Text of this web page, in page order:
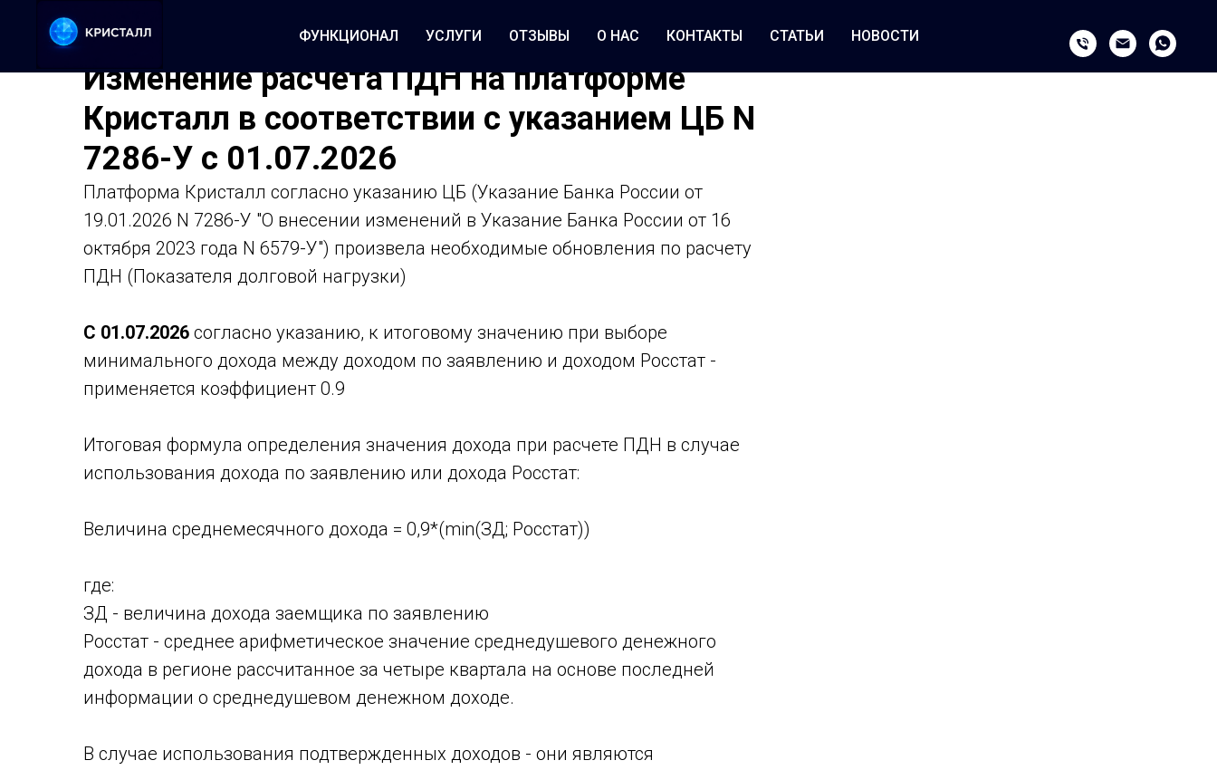
ФУНКЦИОНАЛ УСЛУГИ ОТЗЫВЫ О НАС КОНТАКТЫ СТАТЬИ НОВОСТИ
Изменение расчета ПДН на платформе
Кристалл в соответствии с указанием ЦБ N
7286-У с 01.07.2026
Платформа Кристалл согласно указанию ЦБ (Указание Банка России от
19.01.2026 N 7286-У "О внесении изменений в Указание Банка России от 16
октября 2023 года N 6579-У") произвела необходимые обновления по расчету
ПДН (Показателя долговой нагрузки)
С 01.07.2026 согласно указанию, к итоговому значению при выборе
минимального дохода между доходом по заявлению и доходом Росстат -
применяется коэффициент 0.9
Итоговая формула определения значения дохода при расчете ПДН в случае
использования дохода по заявлению или дохода Росстат:
Величина среднемесячного дохода = 0,9*(min(ЗД; Росстат))
где:
ЗД - величина дохода заемщика по заявлению
Росстат - среднее арифметическое значение среднедушевого денежного
дохода в регионе рассчитанное за четыре квартала на основе последней
информации о среднедушевом денежном доходе.
В случае использования подтвержденных доходов - они являются